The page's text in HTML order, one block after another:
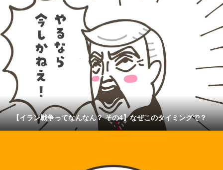
【イラン戦争ってなんなん？ その4】なぜこのタイミングで？